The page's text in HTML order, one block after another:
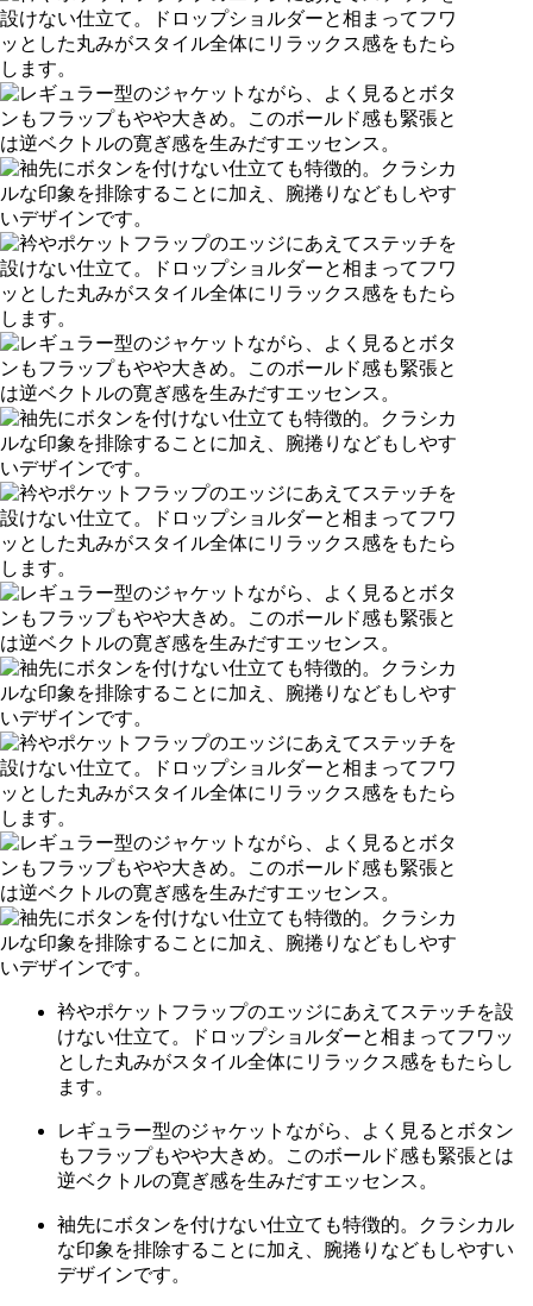
衿やポケットフラップのエッジにあえてステッチを設
けない仕立て。ドロップショルダーと相まってフワッ
とした丸みがスタイル全体にリラックス感をもたらし
ます。
レギュラー型のジャケットながら、よく見るとボタン
もフラップもやや大きめ。このボールド感も緊張とは
逆ベクトルの寛ぎ感を生みだすエッセンス。
袖先にボタンを付けない仕立ても特徴的。クラシカル
な印象を排除することに加え、腕捲りなどもしやすい
デザインです。